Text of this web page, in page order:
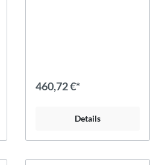
460,72 €*
Details